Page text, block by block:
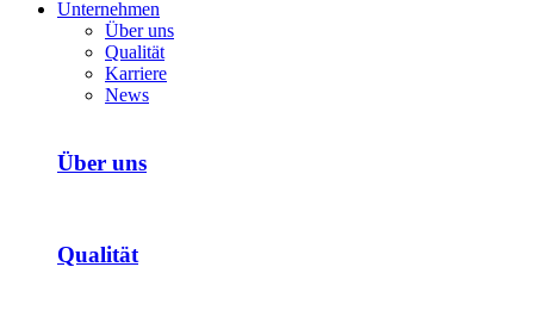
Unternehmen
Über uns
Qualität
Karriere
News
Über uns
Qualität